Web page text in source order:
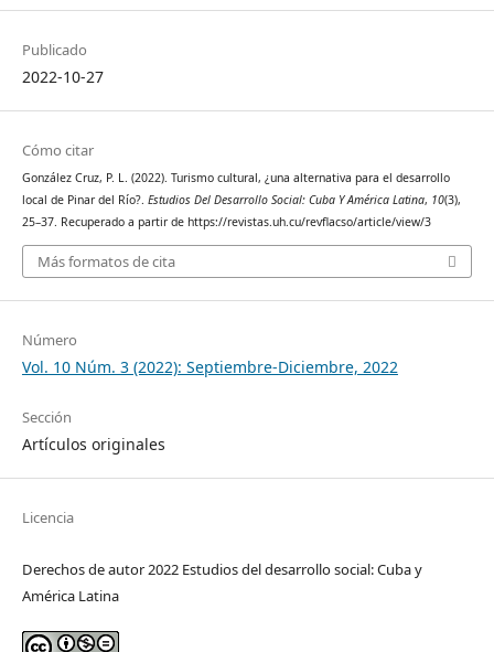
Publicado
2022-10-27
Cómo citar
González Cruz, P. L. (2022). Turismo cultural, ¿una alternativa para el desarrollo
local de Pinar del Río?. Estudios Del Desarrollo Social: Cuba Y América Latina, 10(3),
25–37. Recuperado a partir de https://revistas.uh.cu/revflacso/article/view/3
Más formatos de cita
Número
Vol. 10 Núm. 3 (2022): Septiembre-Diciembre, 2022
Sección
Artículos originales
Licencia
Derechos de autor 2022 Estudios del desarrollo social: Cuba y
América Latina